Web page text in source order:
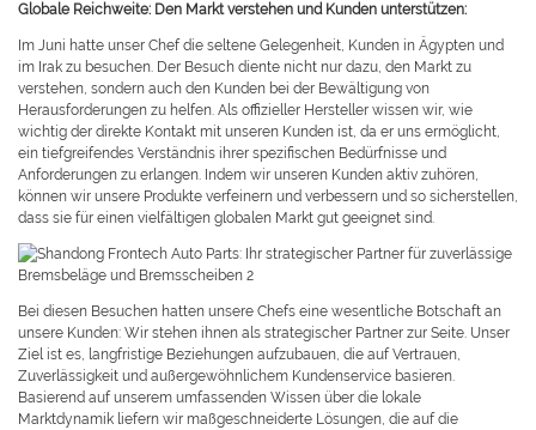
Globale Reichweite: Den Markt verstehen und Kunden unterstützen:
Im Juni hatte unser Chef die seltene Gelegenheit, Kunden in Ägypten und
im Irak zu besuchen. Der Besuch diente nicht nur dazu, den Markt zu
verstehen, sondern auch den Kunden bei der Bewältigung von
Herausforderungen zu helfen. Als offizieller Hersteller wissen wir, wie
wichtig der direkte Kontakt mit unseren Kunden ist, da er uns ermöglicht,
ein tiefgreifendes Verständnis ihrer spezifischen Bedürfnisse und
Anforderungen zu erlangen. Indem wir unseren Kunden aktiv zuhören,
können wir unsere Produkte verfeinern und verbessern und so sicherstellen,
dass sie für einen vielfältigen globalen Markt gut geeignet sind.
Bei diesen Besuchen hatten unsere Chefs eine wesentliche Botschaft an
unsere Kunden: Wir stehen ihnen als strategischer Partner zur Seite. Unser
Ziel ist es, langfristige Beziehungen aufzubauen, die auf Vertrauen,
Zuverlässigkeit und außergewöhnlichem Kundenservice basieren.
Basierend auf unserem umfassenden Wissen über die lokale
Marktdynamik liefern wir maßgeschneiderte Lösungen, die auf die